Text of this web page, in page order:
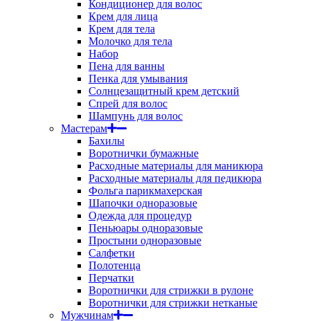
Кондиционер для волос
Крем для лица
Крем для тела
Молочко для тела
Набор
Пена для ванны
Пенка для умывания
Солнцезащитный крем детский
Спрей для волос
Шампунь для волос
Мастерам
Бахилы
Воротнички бумажные
Расходные материалы для маникюра
Расходные материалы для педикюра
Фольга парикмахерская
Шапочки одноразовые
Одежда для процедур
Пеньюары одноразовые
Простыни одноразовые
Салфетки
Полотенца
Перчатки
Воротнички для стрижки в рулоне
Воротнички для стрижки нетканые
Мужчинам